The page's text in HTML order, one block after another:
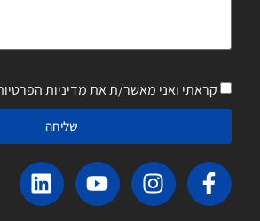
קראתי ואני מאשר/ת את מדיניות
שליחה